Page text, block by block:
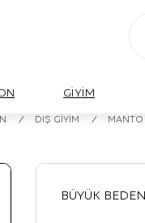
GİYİM
/ DIŞ GİYİM / MANTO
BÜYÜK BEDEN